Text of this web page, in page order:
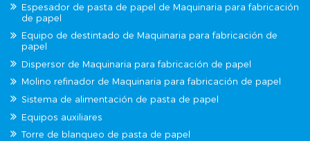
Espesador de pasta de papel de Maquinaria para fabricación
de papel
Equipo de destintado de Maquinaria para fabricación de
papel
Dispersor de Maquinaria para fabricación de papel
Molino refinador de Maquinaria para fabricación de papel
Sistema de alimentación de pasta de papel
Equipos auxiliares
Torre de blanqueo de pasta de papel